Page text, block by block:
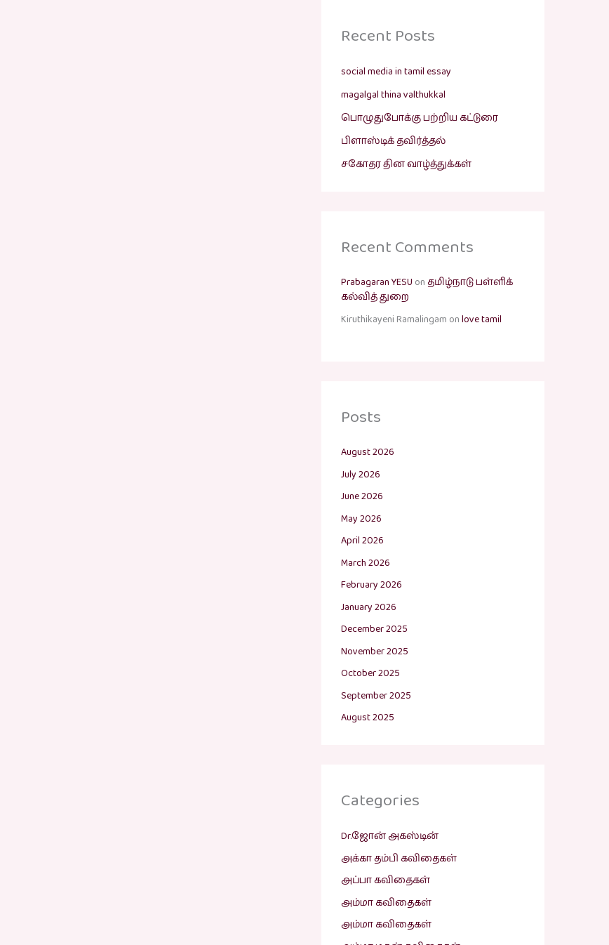
Recent Posts
social media in tamil essay
magalgal thina valthukkal
பொழுதுபோக்கு பற்றிய கட்டுரை
பிளாஸ்டிக் தவிர்த்தல்
சகோதர தின வாழ்த்துக்கள்
Recent Comments
Prabagaran YESU onதமிழ்நாடு பள்ளிக்
கல்வித் துறை
Kiruthikayeni Ramalingam onlove tamil
Posts
August 2026
July 2026
June 2026
May 2026
April 2026
March 2026
February 2026
January 2026
December 2025
November 2025
October 2025
September 2025
August 2025
Categories
Dr.ஜோன் அகஸ்டின்
அக்கா தம்பி கவிதைகள்
அப்பா கவிதைகள்
அம்மா கவிதைகள்
அம்மா கவிதைகள்